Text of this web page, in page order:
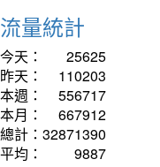
流量統計
今天：
25625
昨天：
110203
本週：
556717
本月：
667912
總計： 32871390
平均：
9887